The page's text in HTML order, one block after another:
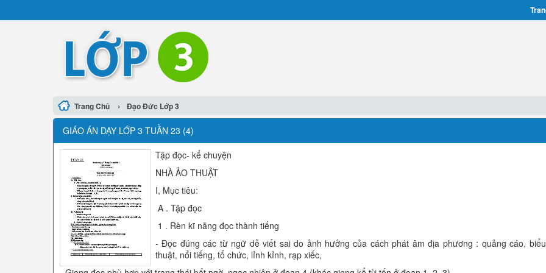
Trang Chủ › Đạo Đức Lớp 3
GIÁO ÁN DẠY LỚP 3 TUẦN 23 (4)
Tập đọc- kể chuyện
NHÀ ẢO THUẬT
I, Mục tiêu:
A . Tập đọc
1 . Rèn kĩ năng đọc thành tiếng
- Đọc đúng các từ ngữ dễ viết sai do ảnh hưởng của cách phát âm địa phương : quảng cáo,
thuật, nổi tiếng, tổ chức, lỉnh kỉnh, rạp xiếc,